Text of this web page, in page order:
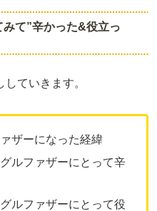
て”辛かった&役立っ
ていきます。
ザーになった経緯
ルファザーにとって辛
ルファザーにとって役